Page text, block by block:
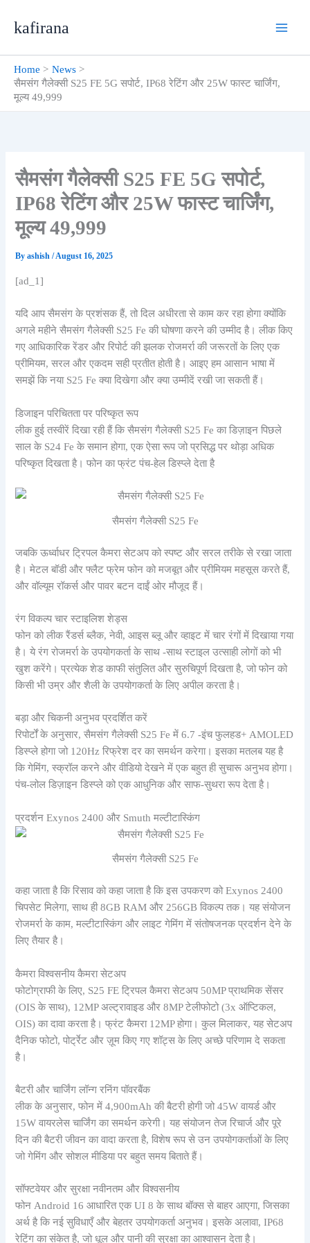
kafirana
Home
News
सैमसंग गैलेक्सी S25 FE 5G सपोर्ट, IP68 रेटिंग और 25W फास्ट चार्जिंग,
मूल्य 49,999
सैमसंग गैलेक्सी S25 FE 5G सपोर्ट,
IP68 रेटिंग और 25W फास्ट चार्जिंग,
मूल्य 49,999
Byashish/August 16, 2025
[ad_1]
यदि आप सैमसंग के प्रशंसक हैं, तो दिल अधीरता से काम कर रहा होगा क्योंकि
अगले महीने सैमसंग गैलेक्सी S25 Fe की घोषणा करने की उम्मीद है। लीक किए
गए आधिकारिक रेंडर और रिपोर्ट की झलक रोजमर्रा की जरूरतों के लिए एक
प्रीमियम, सरल और एकदम सही प्रतीत होती है। आइए हम आसान भाषा में
समझें कि नया S25 Fe क्या दिखेगा और क्या उम्मीदें रखी जा सकती हैं।
डिजाइन परिचितता पर परिष्कृत रूप
लीक हुई तस्वीरें दिखा रही हैं कि सैमसंग गैलेक्सी S25 Fe का डिज़ाइन पिछले
साल के S24 Fe के समान होगा, एक ऐसा रूप जो प्रसिद्ध पर थोड़ा अधिक
परिष्कृत दिखता है। फोन का फ्रंट पंच-हेल डिस्प्ले देता है
सैमसंग गैलेक्सी S25 Fe
जबकि ऊर्ध्वाधर ट्रिपल कैमरा सेटअप को स्पष्ट और सरल तरीके से रखा जाता
है। मेटल बॉडी और फ्लैट फ्रेम फोन को मजबूत और प्रीमियम महसूस करते हैं,
और वॉल्यूम रॉकर्स और पावर बटन दाईं ओर मौजूद हैं।
रंग विकल्प चार स्टाइलिश शेड्स
फोन को लीक रैंडर्स ब्लैक, नेवी, आइस ब्लू और व्हाइट में चार रंगों में दिखाया गया
है। ये रंग रोजमर्रा के उपयोगकर्ता के साथ -साथ स्टाइल उत्साही लोगों को भी
खुश करेंगे। प्रत्येक शेड काफी संतुलित और सुरुचिपूर्ण दिखता है, जो फोन को
किसी भी उम्र और शैली के उपयोगकर्ता के लिए अपील करता है।
बड़ा और चिकनी अनुभव प्रदर्शित करें
रिपोर्टों के अनुसार, सैमसंग गैलेक्सी S25 Fe में 6.7 -इंच फुलहड+ AMOLED
डिस्प्ले होगा जो 120Hz रिफ्रेश दर का समर्थन करेगा। इसका मतलब यह है
कि गेमिंग, स्क्रॉल करने और वीडियो देखने में एक बहुत ही सुचारू अनुभव होगा।
पंच-लोल डिज़ाइन डिस्प्ले को एक आधुनिक और साफ-सुथरा रूप देता है।
प्रदर्शन Exynos 2400 और Smuth मल्टीटास्किंग
सैमसंग गैलेक्सी S25 Fe
कहा जाता है कि रिसाव को कहा जाता है कि इस उपकरण को Exynos 2400
चिपसेट मिलेगा, साथ ही 8GB RAM और 256GB विकल्प तक। यह संयोजन
रोजमर्रा के काम, मल्टीटास्किंग और लाइट गेमिंग में संतोषजनक प्रदर्शन देने के
लिए तैयार है।
कैमरा विश्वसनीय कैमरा सेटअप
फोटोग्राफी के लिए, S25 FE ट्रिपल कैमरा सेटअप 50MP प्राथमिक सेंसर
(OIS के साथ), 12MP अल्ट्रावाइड और 8MP टेलीफोटो (3x ऑप्टिकल,
OIS) का दावा करता है। फ्रंट कैमरा 12MP होगा। कुल मिलाकर, यह सेटअप
दैनिक फोटो, पोर्ट्रेट और ज़ूम किए गए शॉट्स के लिए अच्छे परिणाम दे सकता
है।
बैटरी और चार्जिंग लॉन्ग रनिंग पॉवरबैंक
लीक के अनुसार, फोन में 4,900mAh की बैटरी होगी जो 45W वायर्ड और
15W वायरलेस चार्जिंग का समर्थन करेगी। यह संयोजन तेज रिचार्ज और पूरे
दिन की बैटरी जीवन का वादा करता है, विशेष रूप से उन उपयोगकर्ताओं के लिए
जो गेमिंग और सोशल मीडिया पर बहुत समय बिताते हैं।
सॉफ्टवेयर और सुरक्षा नवीनतम और विश्वसनीय
फोन Android 16 आधारित एक UI 8 के साथ बॉक्स से बाहर आएगा, जिसका
अर्थ है कि नई सुविधाएँ और बेहतर उपयोगकर्ता अनुभव। इसके अलावा, IP68
रेटिंग का संकेत है, जो धूल और पानी की सुरक्षा का आश्वासन देता है।